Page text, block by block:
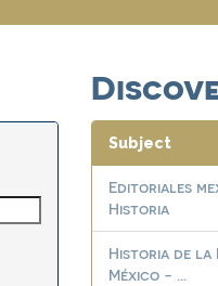
Subject
Editoriales
Historia
Historia de la
México - ...